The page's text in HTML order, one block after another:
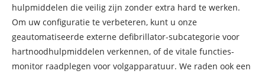
hulpmiddelen die veilig zijn zonder extra hard te werken.
Om uw configuratie te verbeteren, kunt u onze
geautomatiseerde externe defibrillator-subcategorie voor
hartnoodhulpmiddelen verkennen, of de vitale functies-
monitor raadplegen voor volgapparatuur. We raden ook een